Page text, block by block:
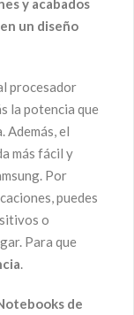
y acabados
un diseño
procesador
la potencia que
Además, el
más fácil y
Por
puedes
o
Para que
.
de